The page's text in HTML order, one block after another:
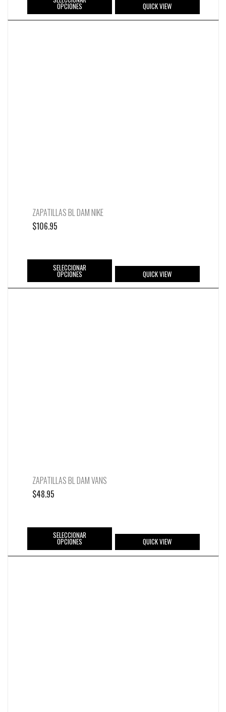
OPCIONES QUICK VIEW
ZAPATILLAS BL DAM NIKE
$106.95
SELECCIONAR
OPCIONES QUICK VIEW
ZAPATILLAS BL DAM VANS
$48.95
SELECCIONAR
OPCIONES QUICK VIEW